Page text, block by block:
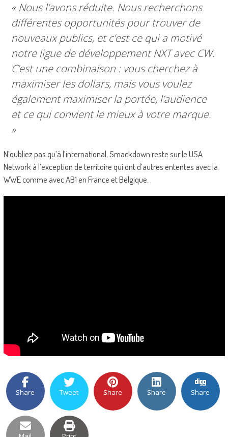
« Nous l’avons réduite. Nous recherchons
différentes opportunités pour trouver de
nouveaux publics, et c’est ce qui a motivé
notre ligue de développement NXT avec CW.
C’est une combinaison : vous cherchez à
maximiser les dollars, mais vous voulez
également maximiser la portée, l’audience
et ce qui convient le mieux à votre marque.
»
N’oubliez pas qu’à l’international, Smackdown reste sur le USA
Network à l’exception de territoire qui ont d’autres ententes avec la
WWE comme avec AB1 en France et Belgique.
Share Tweet Share Share Share